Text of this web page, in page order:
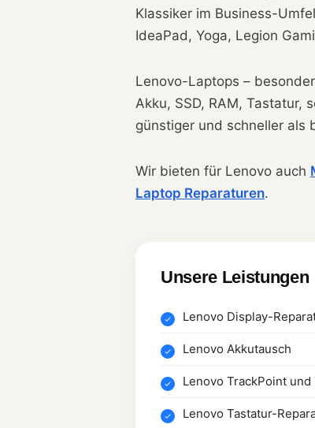
Klassiker im Business-
IdeaPad, Yoga, Legion
Lenovo-Laptops –
Akku, SSD, RAM,
günstiger und schneller als
Wir bieten für Lenovo auch
Laptop Reparaturen.
Unsere Leistungen
Lenovo Display-
Lenovo Akkutausch
Lenovo TrackPoint und
Lenovo Tastatur-